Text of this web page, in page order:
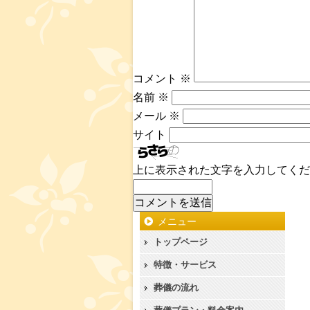
コメント ※
名前 ※
メール ※
サイト
上に表示された文字を入力してく
メニュー
トップページ
特徴・サービス
葬儀の流れ